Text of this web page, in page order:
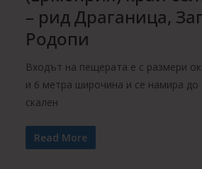
– рид Драганица,
Родопи
Входът на пещерата е с размери
и 6 метра широчина и се намира до
скален
Read More